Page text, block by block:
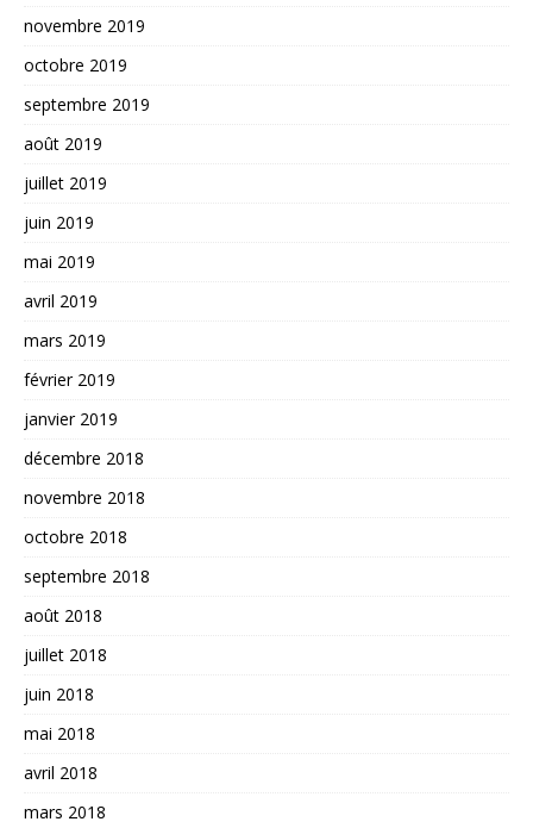
novembre 2019
octobre 2019
septembre 2019
août 2019
juillet 2019
juin 2019
mai 2019
avril 2019
mars 2019
février 2019
janvier 2019
décembre 2018
novembre 2018
octobre 2018
septembre 2018
août 2018
juillet 2018
juin 2018
mai 2018
avril 2018
mars 2018